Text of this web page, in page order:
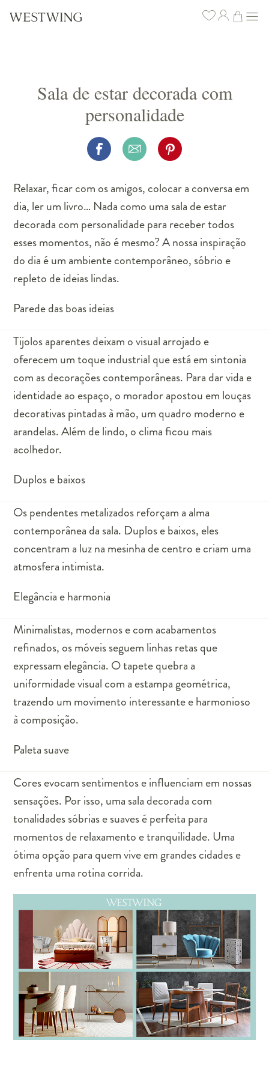
Sala de estar decorada com
personalidade
Relaxar, ficar com os amigos, colocar a conversa em
dia, ler um livro… Nada como uma sala de estar
decorada com personalidade para receber todos
esses momentos, não é mesmo? A nossa inspiração
do dia é um ambiente contemporâneo, sóbrio e
repleto de ideias lindas.
Parede das boas ideias
Tijolos aparentes deixam o visual arrojado e
oferecem um toque industrial que está em sintonia
com as decorações contemporâneas. Para dar vida e
identidade ao espaço, o morador apostou em louças
decorativas pintadas à mão, um quadro moderno e
arandelas. Além de lindo, o clima ficou mais
acolhedor.
Duplos e baixos
Os pendentes metalizados reforçam a alma
contemporânea da sala. Duplos e baixos, eles
concentram a luz na mesinha de centro e criam uma
atmosfera intimista.
Elegância e harmonia
Minimalistas, modernos e com acabamentos
refinados, os móveis seguem linhas retas que
expressam elegância. O tapete quebra a
uniformidade visual com a estampa geométrica,
trazendo um movimento interessante e harmonioso
à composição.
Paleta suave
Cores evocam sentimentos e influenciam em nossas
sensações. Por isso, uma sala decorada com
tonalidades sóbrias e suaves é perfeita para
momentos de relaxamento e tranquilidade. Uma
ótima opção para quem vive em grandes cidades e
enfrenta uma rotina corrida.